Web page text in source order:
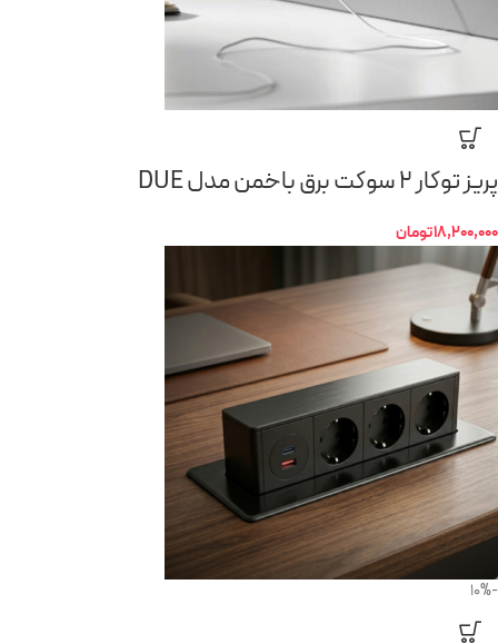
پریز توکار ۲ سوکت برق باخمن مدل DUE
18,200,000تومان
-10%